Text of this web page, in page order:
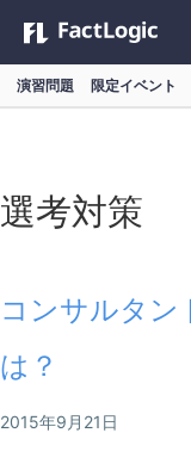
演習問題 限定イベント
選考対策
コンサルタン
は？
2015年9月21日